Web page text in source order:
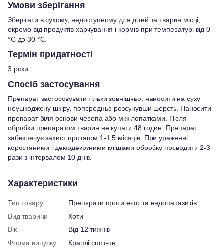
Умови зберігання
Зберігати в сухому, недоступному для дітей та тварин місці,
окремо від продуктів харчування і кормів при температурі від 0
°С до 30 °С.
Термін придатності
3 роки.
Спосіб застосування
Препарат застосовувати тільки зовнішньо, наносити на суху
неушкоджену шкіру, попередньо розсунувши шерсть. Наносити
препарат біля основи черепа або між лопатками. Після
обробки препаратом тварин не купати 48 годин. Препарат
забезпечує захист протягом 1-1,5 місяців. При ураженні
коростяними і демодекозними кліщами обробку проводити 2-3
рази з інтервалом 10 днів.
Характеристики
Тип товару
Препарати проти екто та ендопаразитів
Вид тварини
Коти
Вік
Від 12 тижнів
Форма випуску
Краплі спот-он